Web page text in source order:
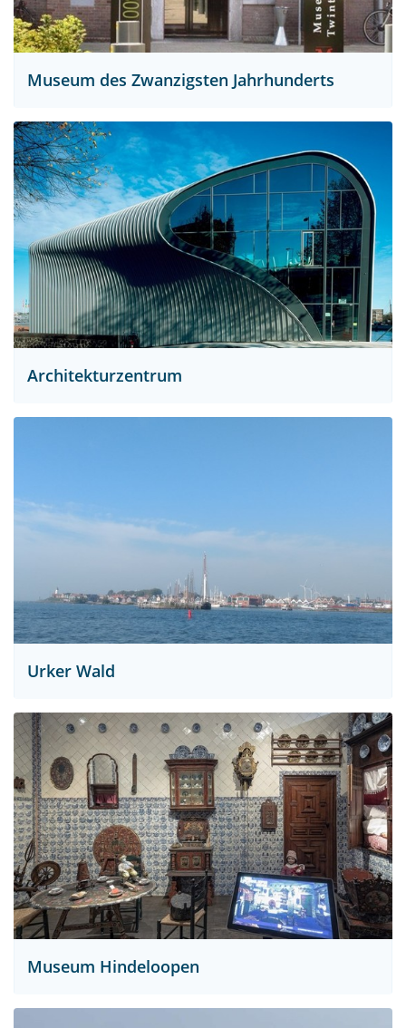
Museum des Zwanzigsten Jahrhunderts
Architekturzentrum
Urker Wald
Museum Hindeloopen